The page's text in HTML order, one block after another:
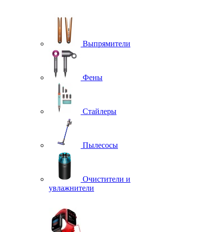
Выпрямители
Фены
Стайлеры
Пылесосы
Очистители и
увлажнители